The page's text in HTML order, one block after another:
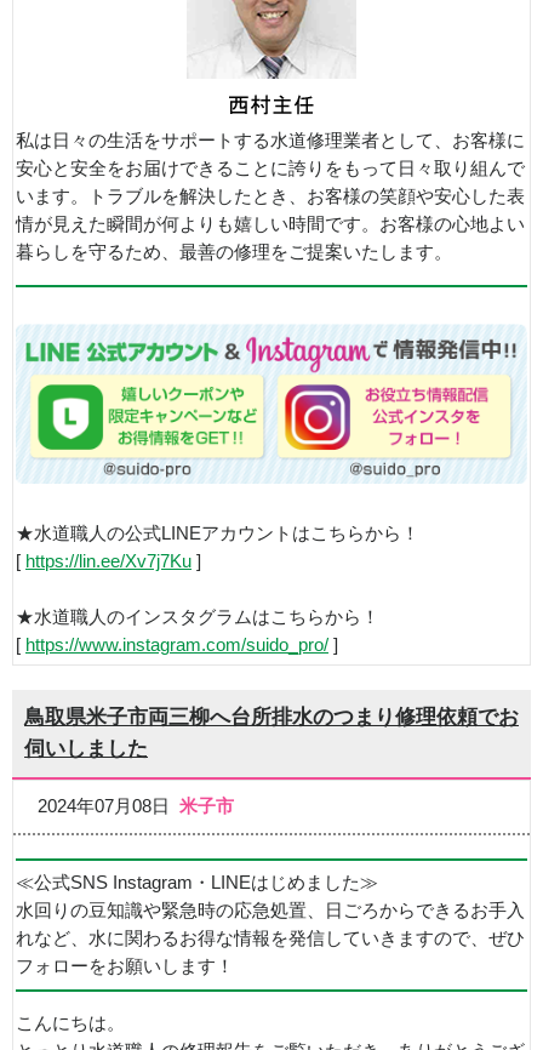
私は日々の生活をサポートする水道修理業者として、お客様に
安心と安全をお届けできることに誇りをもって日々取り組んで
います。トラブルを解決したとき、お客様の笑顔や安心した表
情が見えた瞬間が何よりも嬉しい時間です。お客様の心地よい
暮らしを守るため、最善の修理をご提案いたします。
★水道職人の公式LINEアカウントはこちらから！
[ https://lin.ee/Xv7j7Ku ]
★水道職人のインスタグラムはこちらから！
[ https://www.instagram.com/suido_pro/ ]
鳥取県米子市両三柳へ台所排水のつまり修理依頼でお
伺いしました
2024年07月08日 米子市
≪公式SNS Instagram・LINEはじめました≫
水回りの豆知識や緊急時の応急処置、日ごろからできるお手入
れなど、水に関わるお得な情報を発信していきますので、ぜひ
フォローをお願いします！
こんにちは。